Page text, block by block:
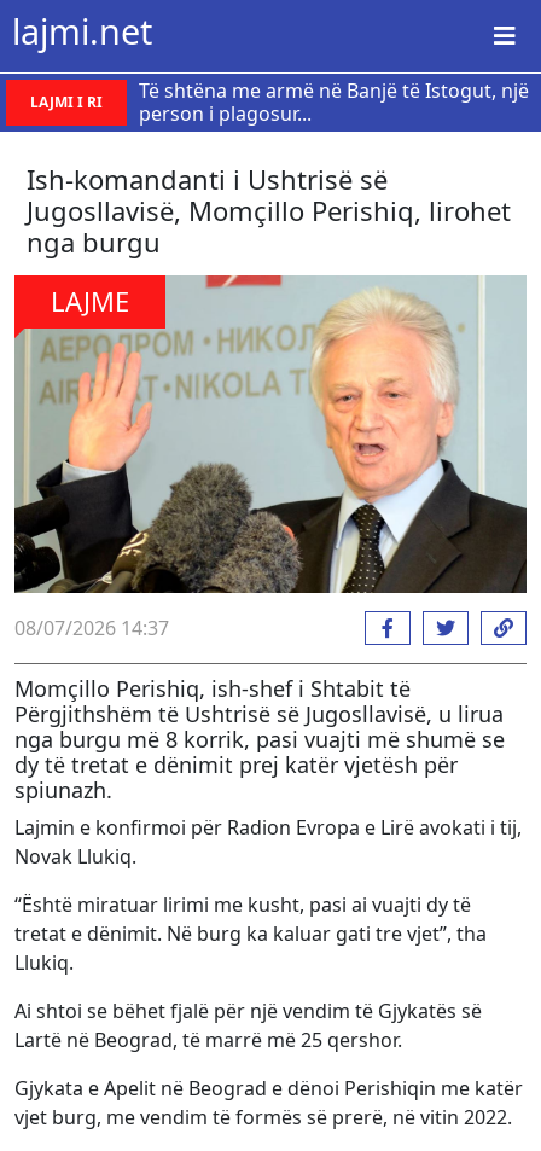
lajmi.net
LAJMI I RI
Të shtëna me armë në Banjë të Istogut, një
person i plagosur...
Ish-komandanti i Ushtrisë së
Jugosllavisë, Momçillo Perishiq, lirohet
nga burgu
LAJME
08/07/2026 14:37
Momçillo Perishiq, ish-shef i Shtabit të
Përgjithshëm të Ushtrisë së Jugosllavisë, u lirua
nga burgu më 8 korrik, pasi vuajti më shumë se
dy të tretat e dënimit prej katër vjetësh për
spiunazh.
Lajmin e konfirmoi për Radion Evropa e Lirë avokati i tij,
Novak Llukiq.
“Është miratuar lirimi me kusht, pasi ai vuajti dy të
tretat e dënimit. Në burg ka kaluar gati tre vjet”, tha
Llukiq.
Ai shtoi se bëhet fjalë për një vendim të Gjykatës së
Lartë në Beograd, të marrë më 25 qershor.
Gjykata e Apelit në Beograd e dënoi Perishiqin me katër
vjet burg, me vendim të formës së prerë, në vitin 2022.